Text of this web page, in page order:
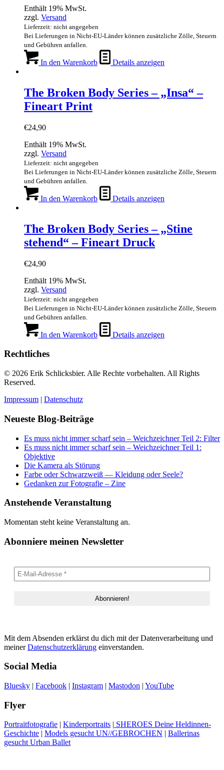
Enthält 19% MwSt.
zzgl. Versand
Lieferzeit: nicht angegeben
Bei Lieferungen in Nicht-EU-Länder können zusätzliche Zölle, Steuern
und Gebühren anfallen.
In den Warenkorb Details anzeigen
The Broken Body Series – „Insa“ –
Fineart Print
€24,90
Enthält 19% MwSt.
zzgl. Versand
Lieferzeit: nicht angegeben
Bei Lieferungen in Nicht-EU-Länder können zusätzliche Zölle, Steuern
und Gebühren anfallen.
In den Warenkorb Details anzeigen
The Broken Body Series – „Stine
stehend“ – Fineart Druck
€24,90
Enthält 19% MwSt.
zzgl. Versand
Lieferzeit: nicht angegeben
Bei Lieferungen in Nicht-EU-Länder können zusätzliche Zölle, Steuern
und Gebühren anfallen.
In den Warenkorb Details anzeigen
Rechtliches
© 2026 Erik Schlicksbier. Alle Rechte vorbehalten. All Rights
Reserved.
Impressum | Datenschutz
Neueste Blog-Beiträge
Es muss nicht immer scharf sein – Weichzeichner Teil 2: Filter
Es muss nicht immer scharf sein – Weichzeichner Teil 1:
Objektive
Die Kamera als Störung
Farbe oder Schwarzweiß — Kleidung oder Seele?
Gedanken zur Fotografie – Zine
Anstehende Veranstaltung
Momentan steht keine Veranstaltung an.
Abonniere meinen Newsletter
Mit dem Absenden erklärst du dich mit der Datenverarbeitung und
meinerDatenschutzerklärung einverstanden.
Social Media
Bluesky | Facebook | Instagram | Mastodon | YouTube
Flyer
Portraitfotografie | Kinderportraits | SHEROES Deine Heldinnen-
Geschichte | Models gesucht UN//GEBROCHEN | Ballerinas
gesucht Urban Ballet